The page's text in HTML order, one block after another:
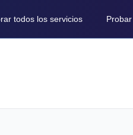
todos los servicios